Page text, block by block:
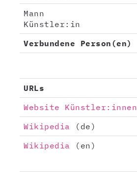
Mann
Künstler:in
Verbundene Person(en)
URLs
Website Künstler:innen
Wikipedia (de)
Wikipedia (en)